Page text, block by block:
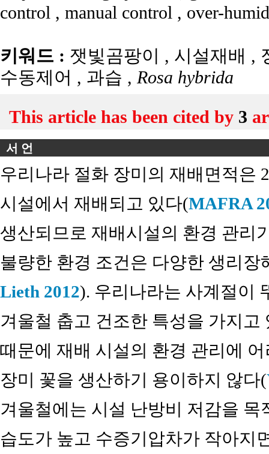
control , manual control , over-
키워드 : 잿빛곰팡이 , 시설재배 ,
수동제어 , 과습 , Rosa hybrida
This article has been cited by 3
서 언
우리나라 절화 장미의 재배면적은
시설에서 재배되고 있다(MAFRA
생산되므로 재배시설의 환경 관리
불량한 환경 조건은 다양한 생리장
Lieth 2012). 우리나라는 사계절이
겨울철 춥고 건조한 특성을 가지
때문에 재배 시설의 환경 관리에
장미 꽃을 생산하기 용이하지 않다(
겨울철에는 시설 난방비 저감을
습도가 높고 수증기압차가 작아지